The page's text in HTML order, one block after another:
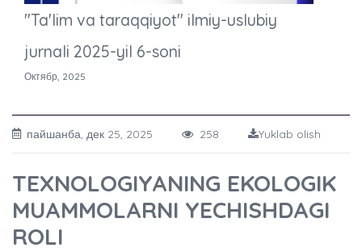
"Ta'lim va taraqqiyot" ilmiy-uslubiy
jurnali 2025-yil 6-soni
Октябр, 2025
пайшанба, дек 25, 2025 258 Yuklab olish
TEXNOLOGIYANING EKOLOGIK
MUAMMOLARNI YECHISHDAGI
ROLI